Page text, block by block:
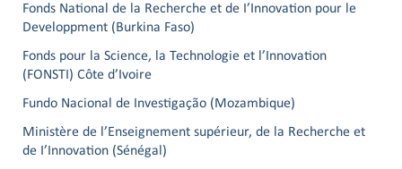
Fonds National de la Recherche et de I’Innovation pour le
Developpment (Burkina Faso)
Fonds pour la Science, la Technologie et l’Innovation
(FONSTI) Côte d’Ivoire
Fundo Nacional de Investigação (Mozambique)
Ministère de l’Enseignement supérieur, de la Recherche et
de I’Innovation (Sénégal)